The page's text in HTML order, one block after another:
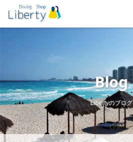
Blog
Libertyのブログ